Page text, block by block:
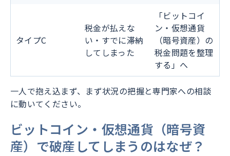
タイプC
税金が払えな
い・すでに滞納
してしまった
「ビットコイ
ン・仮想通貨
（暗号資産）の
税金問題を整理
する」へ
一人で抱え込まず、まず状況の把握と専門家への相談
に動いてください。
ビットコイン・仮想通貨（暗号資
産）で破産してしまうのはなぜ？